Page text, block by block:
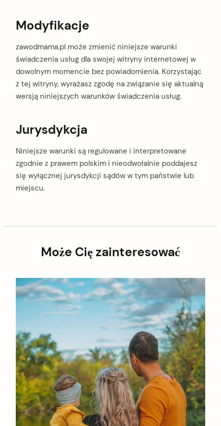
Modyfikacje
zawodmama.pl może zmienić niniejsze warunki
świadczenia usług dla swojej witryny internetowej w
dowolnym momencie bez powiadomienia. Korzystając
z tej witryny, wyrażasz zgodę na związanie się aktualną
wersją niniejszych warunków świadczenia usług.
Jurysdykcja
Niniejsze warunki są regulowane i interpretowane
zgodnie z prawem polskim i nieodwołalnie poddajesz
się wyłącznej jurysdykcji sądów w tym państwie lub
miejscu.
Może Cię zainteresować